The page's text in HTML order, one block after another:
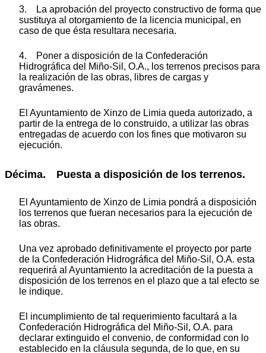
3. La aprobación del proyecto constructivo de forma que
sustituya al otorgamiento de la licencia municipal, en
caso de que ésta resultara necesaria.
4. Poner a disposición de la Confederación
Hidrográfica del Miño-Sil, O.A., los terrenos precisos para
la realización de las obras, libres de cargas y
gravámenes.
El Ayuntamiento de Xinzo de Limia queda autorizado, a
partir de la entrega de lo construido, a utilizar las obras
entregadas de acuerdo con los fines que motivaron su
ejecución.
Décima. Puesta a disposición de los terrenos.
El Ayuntamiento de Xinzo de Limia pondrá a disposición
los terrenos que fueran necesarios para la ejecución de
las obras.
Una vez aprobado definitivamente el proyecto por parte
de la Confederación Hidrográfica del Miño-Sil, O.A. esta
requerirá al Ayuntamiento la acreditación de la puesta a
disposición de los terrenos en el plazo que a tal efecto se
le indique.
El incumplimiento de tal requerimiento facultará a la
Confederación Hidrográfica del Miño-Sil, O.A. para
declarar extinguido el convenio, de conformidad con lo
establecido en la cláusula segunda, de lo que, en su